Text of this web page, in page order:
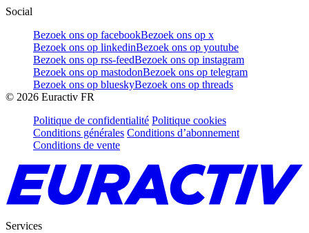
Social
Bezoek ons op facebookBezoek ons op x
Bezoek ons op linkedinBezoek ons op youtube
Bezoek ons op rss-feedBezoek ons op instagram
Bezoek ons op mastodonBezoek ons op telegram
Bezoek ons op blueskyBezoek ons op threads
© 2026 Euractiv FR
Politique de confidentialité Politique cookies
Conditions générales Conditions d’abonnement
Conditions de vente
Services